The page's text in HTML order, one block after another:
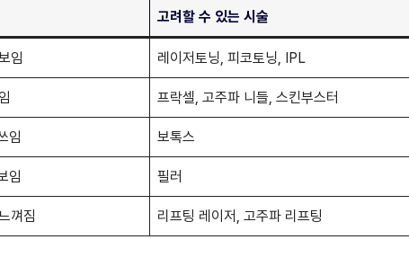
고려할 수 있는 시술
임 레이저토닝, 피코토닝, IPL
프락셀, 고주파 니들, 스킨부스터
임 보톡스
임 필러
껴짐 리프팅 레이저, 고주파 리프팅